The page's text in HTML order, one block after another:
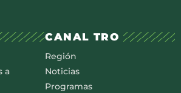
a
CANAL TRO
Región
Noticias
Programas